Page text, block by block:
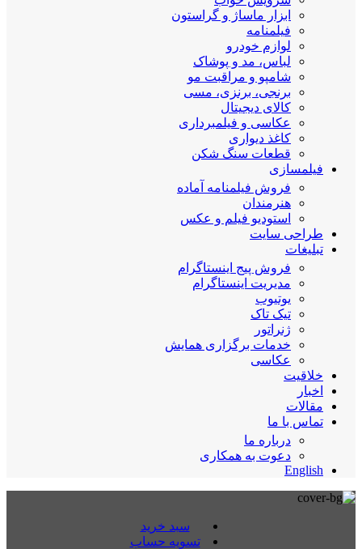
ابزار ماساژ و گراستون
فیلمنامه
لوازم خودرو
لباس، مد و پوشاک
شامپو و مراقبت مو
برنجی، برنزی، مسی
کالای دیجیتال
عکاسی و فیلمبرداری
کاغذ دیواری
قطعات سنگ شکن
فیلمسازی
فروش فیلمنامه آماده
هنرمندان
استودیو فیلم و عکس
طراحی سایت
تبلیغات
فروش پیج اینستاگرام
مدیریت اینستاگرام
یوتیوب
تیک تاک
ژنراتور
خدمات برگزاری همایش
عکاسی
خلاقیت
اخبار
مقالات
تماس با ما
درباره ما
دعوت به همکاری
English
سبد خرید
تسویه حساب